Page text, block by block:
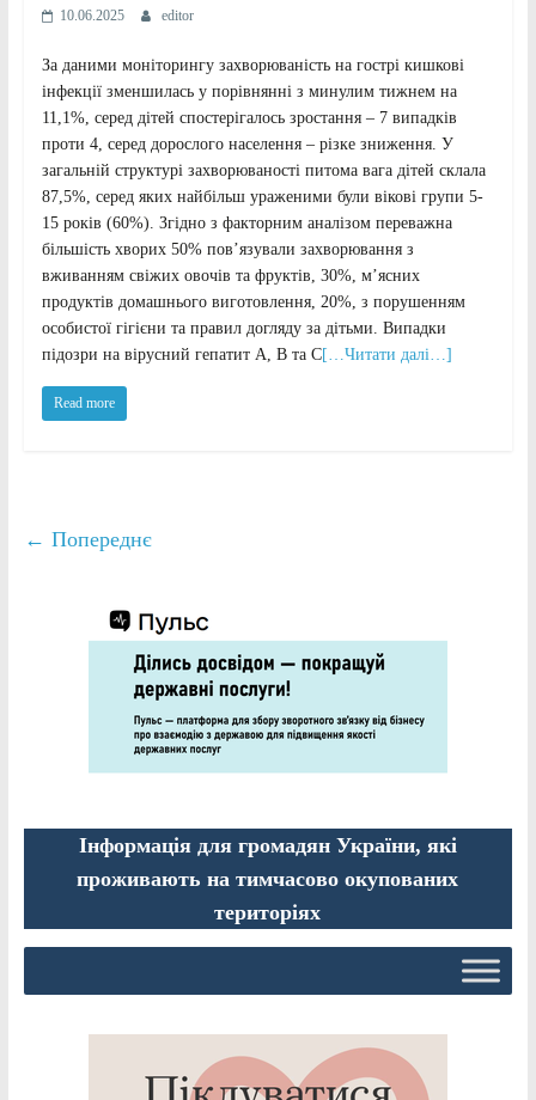
10.06.2025 editor
За даними моніторингу захворюваність на гострі кишкові
інфекції зменшилась у порівнянні з минулим тижнем на
11,1%, серед дітей спостерігалось зростання – 7 випадків
проти 4, серед дорослого населення – різке зниження. У
загальній структурі захворюваності питома вага дітей склала
87,5%, серед яких найбільш ураженими були вікові групи 5-
15 років (60%). Згідно з факторним аналізом переважна
більшість хворих 50% пов’язували захворювання з
вживанням свіжих овочів та фруктів, 30%, м’ясних
продуктів домашнього виготовлення, 20%, з порушенням
особистої гігієни та правил догляду за дітьми. Випадки
підозри на вірусний гепатит А, В та С[…Читати далі…]
Read more
← Попереднє
Інформація для громадян України, які
проживають на тимчасово окупованих
територіях